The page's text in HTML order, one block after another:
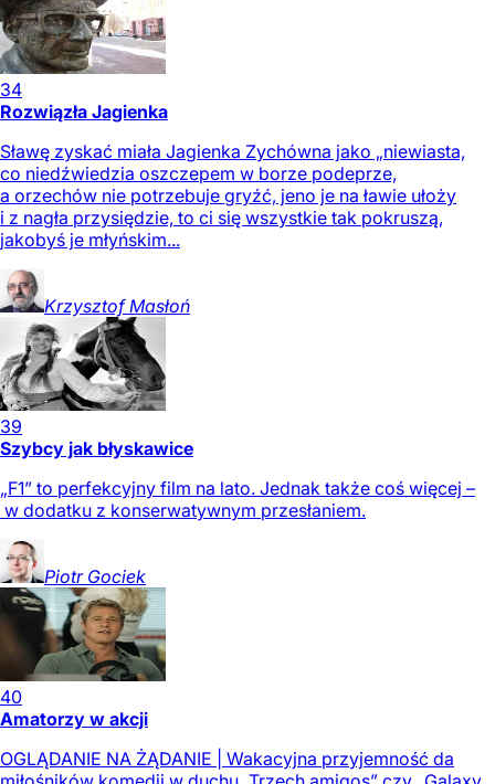
34
Rozwiązła Jagienka
Sławę zyskać miała Jagienka Zychówna jako „niewiasta,
co niedźwiedzia oszczepem w borze podeprze,
a orzechów nie potrzebuje gryźć, jeno je na ławie ułoży
i z nagła przysiędzie, to ci się wszystkie tak pokruszą,
jakobyś je młyńskim...
Krzysztof Masłoń
39
Szybcy jak błyskawice
„F1” to perfekcyjny film na lato. Jednak także coś więcej –
w dodatku z konserwatywnym przesłaniem.
Piotr Gociek
40
Amatorzy w akcji
OGLĄDANIE NA ŻĄDANIE | Wakacyjna przyjemność da